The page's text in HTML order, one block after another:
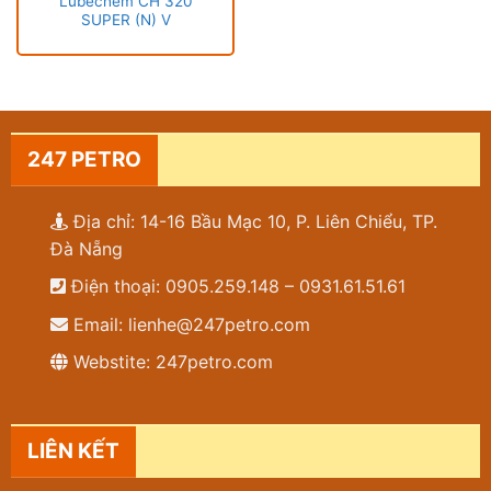
SUPER (N) V
247 PETRO
Địa chỉ: 14-16 Bầu Mạc 10, P. Liên Chiểu, TP.
Đà Nẵng
Điện thoại: 0905.259.148 – 0931.61.51.61
Email: lienhe@247petro.com
Webstite: 247petro.com
LIÊN KẾT